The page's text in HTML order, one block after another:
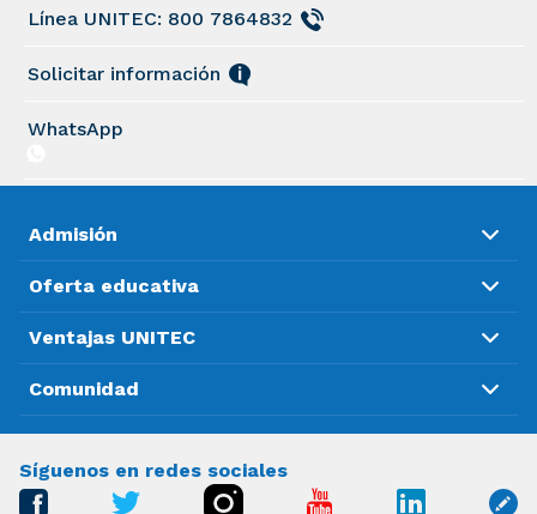
Línea UNITEC: 800 7864832
Solicitar información
WhatsApp
Admisión
Oferta educativa
Ventajas UNITEC
Comunidad
Síguenos en redes sociales